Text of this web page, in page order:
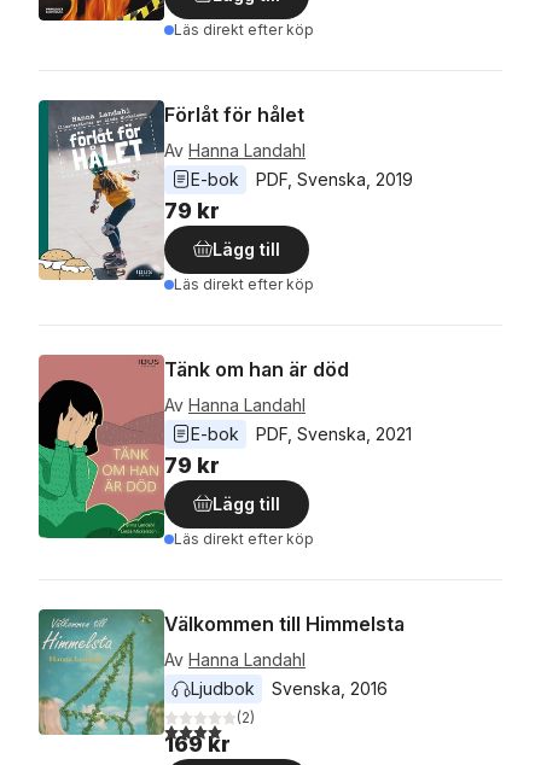
Läs direkt efter köp
Förlåt för hålet
Av Hanna Landahl
E-bok
PDF Svenska 2019
79 kr
Lägg till
Läs direkt efter köp
Tänk om han är död
Av Hanna Landahl
E-bok
PDF Svenska 2021
79 kr
Lägg till
Läs direkt efter köp
Välkommen till Himmelsta
Av Hanna Landahl
Ljudbok
Svenska 2016
4,0utav 5 stjärnor. Totalt antal röster:
(2)
169 kr